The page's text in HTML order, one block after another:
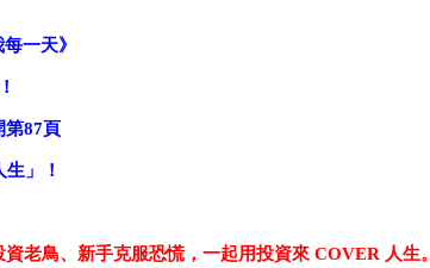
一天》
第87頁
」！
老鳥、新手克服恐慌，一起用投資來 COVER 人生。